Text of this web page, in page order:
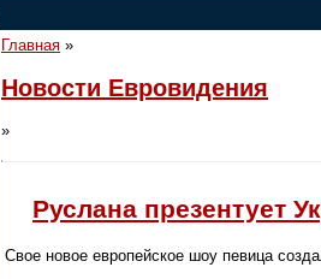
Главная »
Новости Евровидения
»
Руслана презентует
Свое новое европейское шоу певица